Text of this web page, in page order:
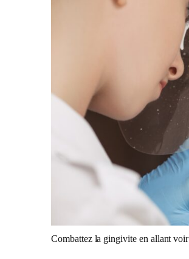
Combattez la gingivite en allant